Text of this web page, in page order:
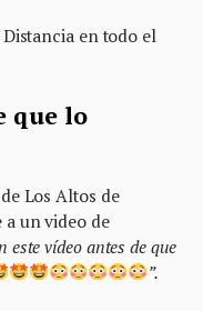
en todo el
que lo
Los Altos de
a un video de
este vídeo antes de que
”.